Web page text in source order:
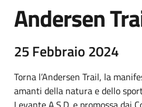
Andersen
25 Febbraio 2024
Torna l’Andersen Trail, la
amanti della natura e dello